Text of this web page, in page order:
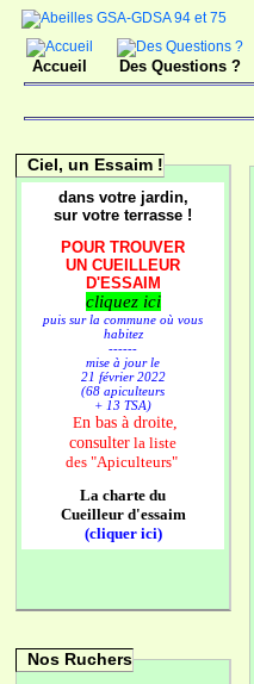
Accueil Des Questions ?
Ciel, un Essaim !
dans votre jardin,
sur votre terrasse !
POUR TROUVER
UN CUEILLEUR
D'ESSAIM
cliquez ici
puis sur la commune où vous
habitez
------
mise à jour le
21 février 2022
(68 apiculteurs
+ 13 TSA)
En bas à droite,
consulter la liste
des "Apiculteurs"
La charte du
Cueilleur d'essaim
(cliquer ici)
Nos Ruchers